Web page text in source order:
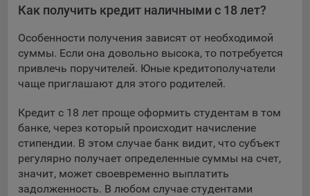
интернет-сайты в режиме «Инкогнито», чтобы ограничить
хранимый на компьютере объем информации и
автоматически удалять сессионные файлы cookie. Кроме
того, субъект персональных данных может удалить ранее
опцию в истории браузера.
Подробнее о параметрах управления можно ознакомиться,
перейдя по внешним ссылкам, ведущим на
соответствующие страницы сайтов основных браузеров:
Firefox
Как получить кредит наличными с 18 лет?
Особенности получения зависят от необходимой
суммы. Если она довольно высока, то потребуется
привлечь поручителей. Юные кредитополучатели
чаще приглашают для этого родителей.
Кредит с 18 лет проще оформить студентам в том
банке, через который происходит начисление
стипендии. В этом случае банк видит, что субъект
регулярно получает определенные суммы на счет,
значит, может своевременно выплатить
задолженность. В любом случае студентами